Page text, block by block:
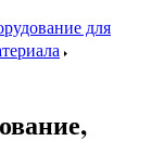
для